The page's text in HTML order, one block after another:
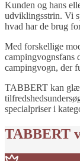
Kunden og hans
udviklingsstrin. Vi
hvad har de brug
Med forskellige
campingvognsfans
campingvogn, der
TABBERT kan
specialpriser i
TABBERT